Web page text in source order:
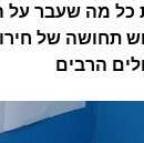
תחושה של
הרבים